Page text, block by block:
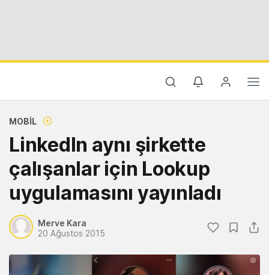
MOBIL
LinkedIn aynı şirkette
çalışanlar için Lookup
uygulamasını yayınladı
Merve Kara
20 Ağustos 2015